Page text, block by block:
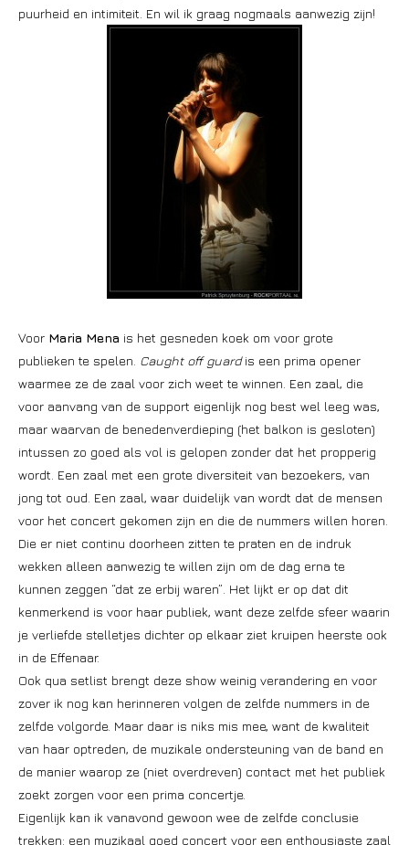
puurheid en intimiteit. En wil ik graag nogmaals aanwezig zijn!
Voor Maria Mena is het gesneden koek om voor grote
publieken te spelen. Caught off guardis een prima opener
waarmee ze de zaal voor zich weet te winnen. Een zaal, die
voor aanvang van de support eigenlijk nog best wel leeg was,
maar waarvan de benedenverdieping (het balkon is gesloten)
intussen zo goed als vol is gelopen zonder dat het propperig
wordt. Een zaal met een grote diversiteit van bezoekers, van
jong tot oud. Een zaal, waar duidelijk van wordt dat de mensen
voor het concert gekomen zijn en die de nummers willen horen.
Die er niet continu doorheen zitten te praten en de indruk
wekken alleen aanwezig te willen zijn om de dag erna te
kunnen zeggen “dat ze erbij waren”. Het lijkt er op dat dit
kenmerkend is voor haar publiek, want deze zelfde sfeer waarin
je verliefde stelletjes dichter op elkaar ziet kruipen heerste ook
in de Effenaar.
Ook qua setlist brengt deze show weinig verandering en voor
zover ik nog kan herinneren volgen de zelfde nummers in de
zelfde volgorde. Maar daar is niks mis mee, want de kwaliteit
van haar optreden, de muzikale ondersteuning van de band en
de manier waarop ze (niet overdreven) contact met het publiek
zoekt zorgen voor een prima concertje.
Eigenlijk kan ik vanavond gewoon wee de zelfde conclusie
trekken: een muzikaal goed concert voor een enthousiaste zaal